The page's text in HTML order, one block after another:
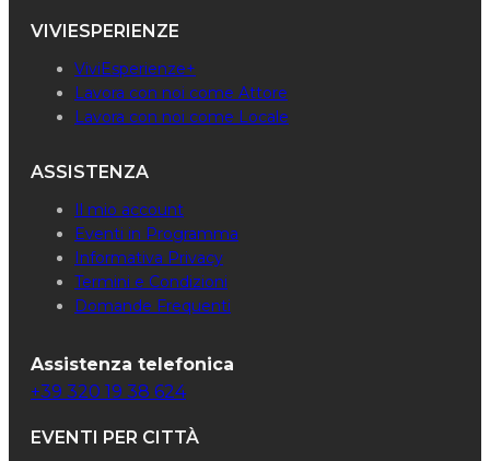
VIVIESPERIENZE
ViviEsperienze+
Lavora con noi come Attore
Lavora con noi come Locale
ASSISTENZA
Il mio account
Eventi in Programma
Informativa Privacy
Termini e Condizioni
Domande Frequenti
Assistenza telefonica
+39 320 19 38 624
EVENTI PER CITTÀ